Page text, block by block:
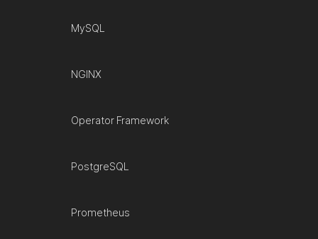
MySQL
NGINX
Operator Framework
PostgreSQL
Prometheus